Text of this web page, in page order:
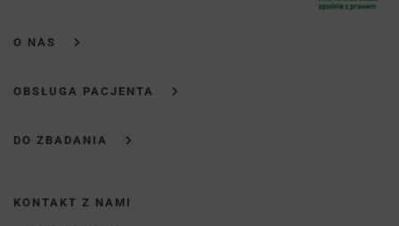
O NAS
OBSŁUGA PACJENTA
DO ZBADANIA
KONTAKT Z NAMI